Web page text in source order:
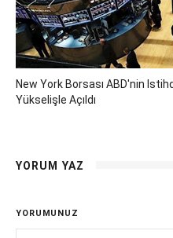
New York Borsası ABD'nin
Yükselişle Açıldı
YORUM YAZ
YORUMUNUZ